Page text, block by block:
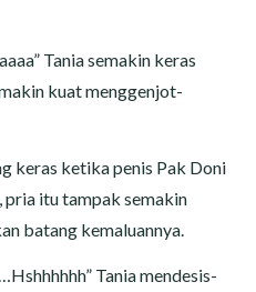
Tania semakin keras
kuat menggenjot-
keras ketika penis Pak Doni
pria itu tampak semakin
batang kemaluannya.
Tania mendesis-